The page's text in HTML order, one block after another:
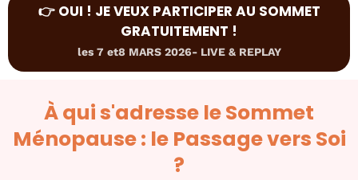
👉 OUI ! JE VEUX PARTICIPER AU SOMMET
GRATUITEMENT !
les 7 et8 MARS 2026- LIVE & REPLAY
À qui s'adresse le Sommet
Ménopause : le Passage vers Soi
?